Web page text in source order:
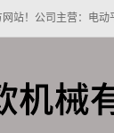
站！公司主营：电动